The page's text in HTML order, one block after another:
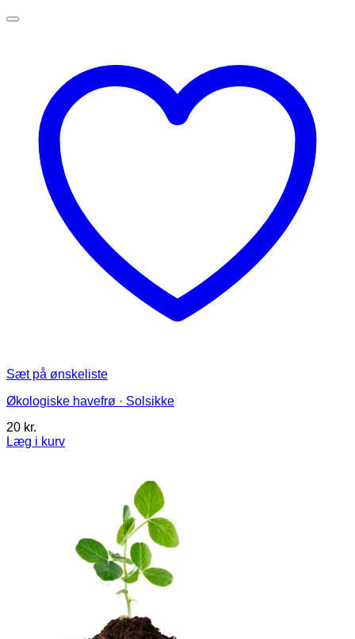
Sæt på ønskeliste
Økologiske havefrø · Solsikke
20 kr.
Læg i kurv